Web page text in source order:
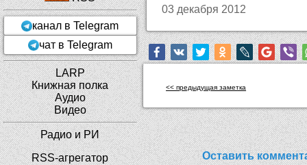
03 декабря 2012
<< предыдущая заметка
Оставить
канал в Telegram
чат в Telegram
LARP
Книжная полка
Аудио
Видео
Радио и РИ
RSS-агрегатор